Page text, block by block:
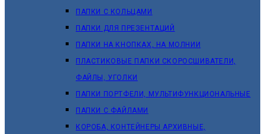
ПАПКИ С КОЛЬЦАМИ
ПАПКИ ДЛЯ ПРЕЗЕНТАЦИЙ
ПАПКИ НА КНОПКАХ, НА МОЛНИИ
ПЛАСТИКОВЫЕ ПАПКИ СКОРОСШИВАТЕЛИ,
ФАЙЛЫ, УГОЛКИ
ПАПКИ ПОРТФЕЛИ, МУЛЬТИФУНКЦИОНАЛЬНЫЕ
ПАПКИ С ФАЙЛАМИ
КОРОБА, КОНТЕЙНЕРЫ АРХИВНЫЕ,